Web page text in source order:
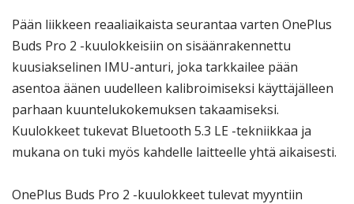
Pään liikkeen reaaliaikaista seurantaa varten OnePlus
Buds Pro 2 -kuulokkeisiin on sisäänrakennettu
kuusiakselinen IMU-anturi, joka tarkkailee pään
asentoa äänen uudelleen kalibroimiseksi käyttäjälleen
parhaan kuuntelukokemuksen takaamiseksi.
Kuulokkeet tukevat Bluetooth 5.3 LE -tekniikkaa ja
mukana on tuki myös kahdelle laitteelle yhtä aikaisesti.
OnePlus Buds Pro 2 -kuulokkeet tulevat myyntiin